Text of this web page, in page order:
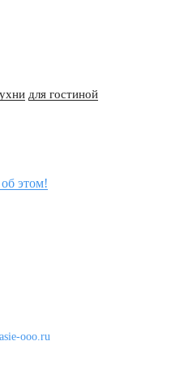
для гостиной
этом!
ooo.ru